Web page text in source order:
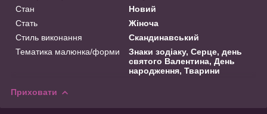
Стан
Новий
Стать
Жіноча
Стиль виконання
Скандинавський
Тематика малюнка/форми
Знаки зодіаку, Серце, день
святого Валентина, День
народження, Тварини
Приховати